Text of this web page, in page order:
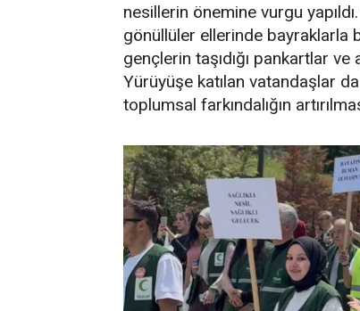
nesillerin önemine vurgu
gönüllüler ellerinde bayraklarla
gençlerin taşıdığı pankartlar
Yürüyüşe katılan vatandaşlar
toplumsal farkındalığın